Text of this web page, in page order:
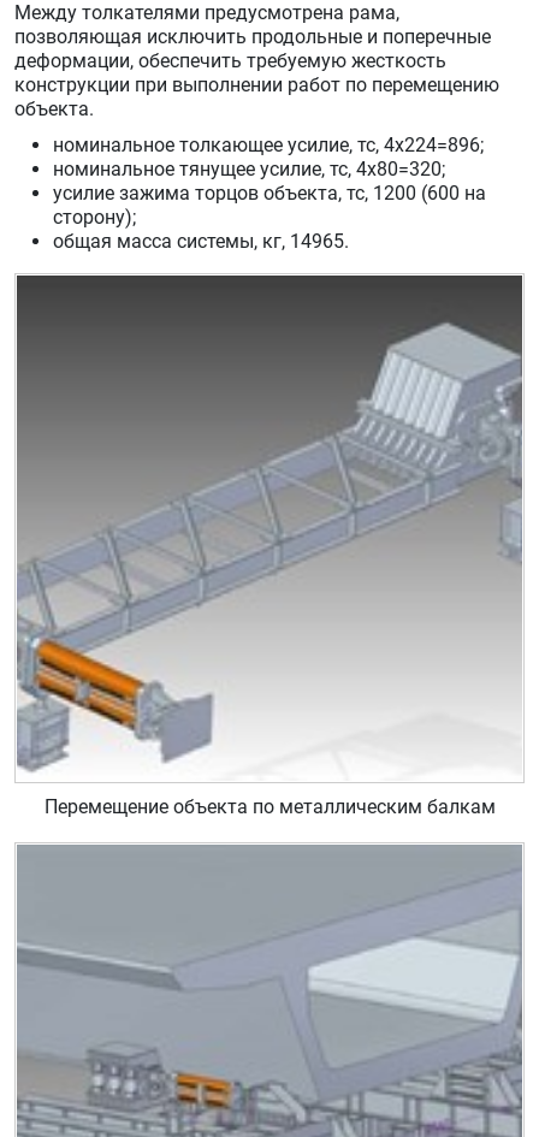
Между толкателями предусмотрена рама,
позволяющая исключить продольные и поперечные
деформации, обеспечить требуемую жесткость
конструкции при выполнении работ по перемещению
объекта.
номинальное толкающее усилие, тс, 4х224=896;
номинальное тянущее усилие, тс, 4х80=320;
усилие зажима торцов объекта, тс, 1200 (600 на
сторону);
общая масса системы, кг, 14965.
Перемещение объекта по металлическим балкам